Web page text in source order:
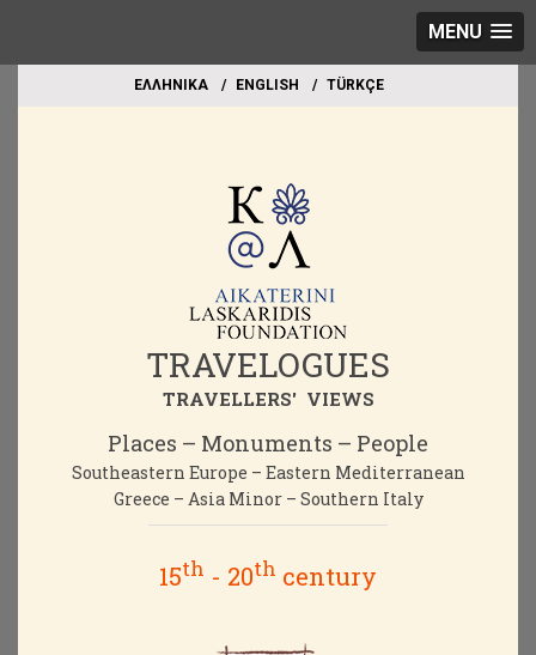
MENU
EΛΛΗΝΙΚΑ ΕΝGLISH TÜRKÇE
TRAVELOGUES
TRAVELLERS' VIEWS
Places – Monuments – People
Southeastern Europe – Eastern Mediterranean
Greece – Asia Minor – Southern Italy
15th - 20th century